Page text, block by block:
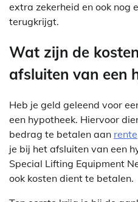
extra zekerheid en ook nog
terugkrijgt.
Wat zijn de
afsluiten van een
Heb je geld geleend voor
een hypotheek. Hiervoor
bedrag te betalen aan rente
je bij het afsluiten van een
Special Lifting Equipment
ook kosten dient te betalen.